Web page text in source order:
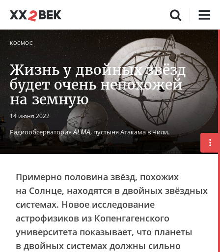
КОСМОС
Жизнь у двойных звёзд
будет очень непохожей
на земную
14 июня 2022
РадиообсерваторияALMA, пустыня Атакама в Чили.
Примерно половина звёзд, похожих
на Солнце, находятся в двойных звёздных
системах. Новое исследование
астрофизиков из Копенгагенского
университета показывает, что планеты
в двойных системах должны сильно